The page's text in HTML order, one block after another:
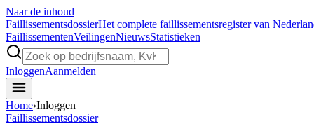
Naar de inhoud
FaillissementsdossierHet complete faillissementsregister van
FaillissementenVeilingenNieuwsStatistieken
InloggenAanmelden
Home›Inloggen
Faillissementsdossier